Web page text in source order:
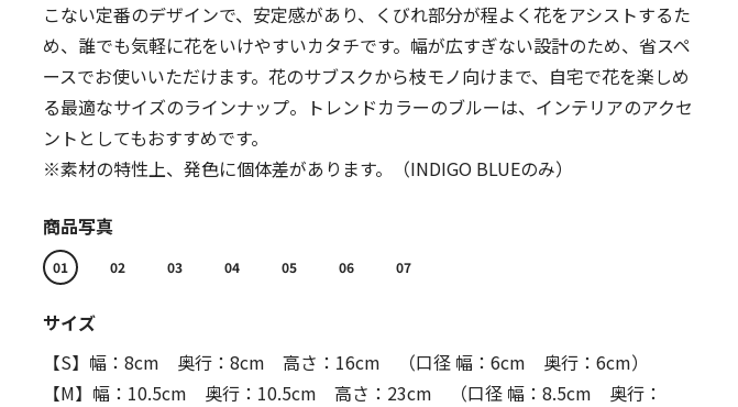
こない定番のデザインで、安定感があり、くびれ部分が程よく花をアシストするた
め、誰でも気軽に花をいけやすいカタチです。幅が広すぎない設計のため、省スペ
ースでお使いいただけます。花のサブスクから枝モノ向けまで、自宅で花を楽しめ
る最適なサイズのラインナップ。トレンドカラーのブルーは、インテリアのアクセ
ントとしてもおすすめです。
※素材の特性上、発色に個体差があります。（INDIGO BLUEのみ）
商品写真
01 02 03 04 05 06 07
サイズ
【S】幅：8cm 奥行：8cm 高さ：16cm （口径 幅：6cm 奥行：6cm）
【M】幅：10.5cm 奥行：10.5cm 高さ：23cm （口径 幅：8.5cm 奥行：